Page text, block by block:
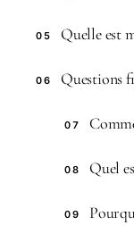
05 Quelle est
06 Questions
07
08 Quel
09